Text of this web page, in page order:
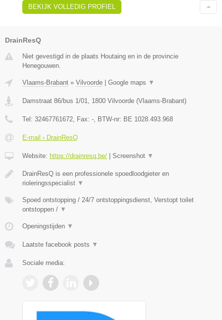
BEKIJK VOLLEDIG PROFIEL
DrainResQ
Niet gevestigd in de plaats Houtaing en in de provincie
Henegouwen.
Vlaams-Brabant » Vilvoorde | Google maps ▼
Damstraat 86/bus 1/01 1800 Vilvoorde (Vlaams-Brabant)
Tel: 32467761672 , Fax: - , BTW-nr: BE 1028.493.968
E-mail › DrainResQ
Website: https://drainresq.be/ | Screenshot ▼
DrainResQ is een professionele spoedloodgieter en
rioleringsspecialist ▼
Spoed ontstopping / 24/7 ontstoppingsdienst, Verstopt toilet
ontstoppen / ▼
Openingstijden ▼
Laatste facebook posts ▼
Sociale media: